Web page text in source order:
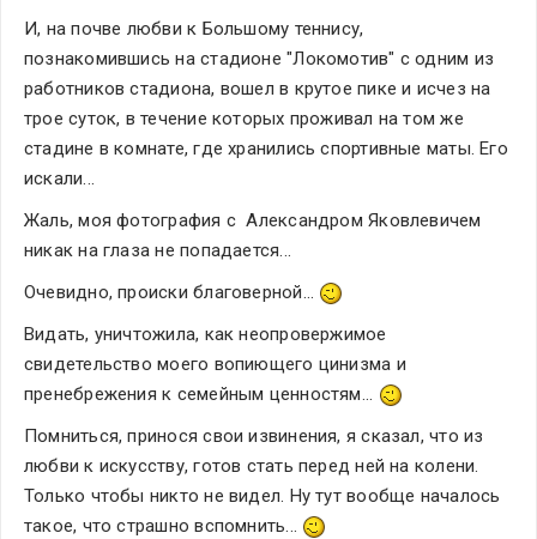
И, на почве любви к Большому теннису,
познакомившись на стадионе "Локомотив" с одним из
работников стадиона, вошел в крутое пике и исчез на
трое суток, в течение которых проживал на том же
стадине в комнате, где хранились спортивные маты. Его
искали...
Жаль, моя фотография с  Александром Яковлевичем
никак на глаза не попадается...
Очевидно, происки благоверной...
Видать, уничтожила, как неопровержимое
свидетельство моего вопиющего цинизма и
пренебрежения к семейным ценностям...
Помниться, принося свои извинения, я сказал, что из
любви к искусству, готов стать перед ней на колени.
Только чтобы никто не видел. Ну тут вообще началось
такое, что страшно вспомнить...